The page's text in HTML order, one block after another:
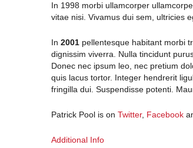
In 1998 morbi ullamcorper
vitae nisi. Vivamus dui sem, ultricies
In 2001 pellentesque habitant morbi
dignissim viverra. Nulla tincidunt
Donec nec ipsum leo, nec pretium
quis lacus tortor. Integer hendrerit
fringilla dui. Suspendisse potenti.
Patrick Pool is on Twitter, Facebook
Additional Info